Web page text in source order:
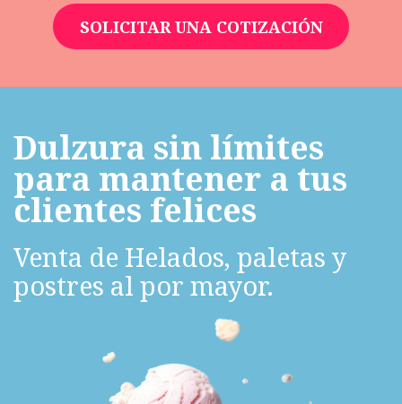
SOLICITAR UNA COTIZACIÓN
Dulzura sin límites
para mantener a tus
clientes felices
Venta de Helados, paletas y
postres al por mayor.